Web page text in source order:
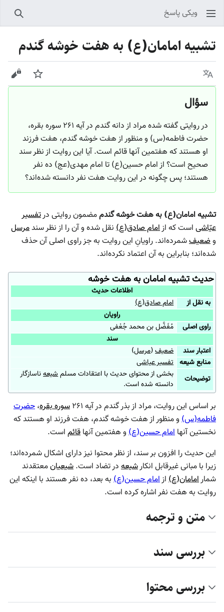
ویکی پاسخ
تشبیه امامان(ع) به هفت خوشه گندم
زبان پیگیری
سؤال
در روایتی گفته شده مراد از دانه گندم در آیه ۲۶۱ سوره بقره،
حضرت فاطمه(س) و منظور از هفت خوشه گندم، هفت فرزند
او هستند که هفتمین آنها قائم است. آیا این روایت از نظر سند
صحیح است؟ از امام حسین(ع) تا امام مهدی(عج) ده نفر
هستند؛ پس چگونه در این روایت هفت نفر دانسته شده‌اند؟
تشبیه امامان(ع) به هفت خوشه گندممضمون روایتی درتفسیر
عیّاشی است که ازامام صادق(ع) نقل شده و آن را از نظر سندمرسل
وضعیفشمرده‌اند. راویانِ این روایت به جز راوی اصلی آن حذف
شده‌اند؛ بنابراین به آن اعتماد نکرده‌اند.
حدیث تشبیه امامان به هفت خوشه
اطلاعات حدیث
به نقل از
امام صادق(ع)
راویان
راوی اصلی
مُفَضَّل بن محمد جُعْفی
سند
اعتبار سند
ضعیف(مرسل)
منابع شیعه تفسیر عیاشی
توضیحات
بخشی از محتوای حدیث با اعتقادات مسلمشیعهناسازگار
دانسته شده است.
بر اساس این روایت، مراد از بذر گندم در آیه ۲۶۱ سوره بقره، حضرت
فاطمه(س) و منظور از هفت خوشه گندم، هفت فرزند او هستند که
نخستین آنها امام حسین(ع) و هفتمین آنها قائم است.
این حدیث را افزون بر سند، از نظر محتوا نیز دارای اشکال شمرده‌اند؛
زیرا با مبانی غیرقابل انکارشیعه در تضاد است. شیعیانمعتقدند
شمارامامان(ع) ازامام حسین(ع) به بعد، ده نفر هستند با اینکه این
روایت به هفت نفر اشاره کرده است.
متن و ترجمه
بررسی سند
بررسی محتوا